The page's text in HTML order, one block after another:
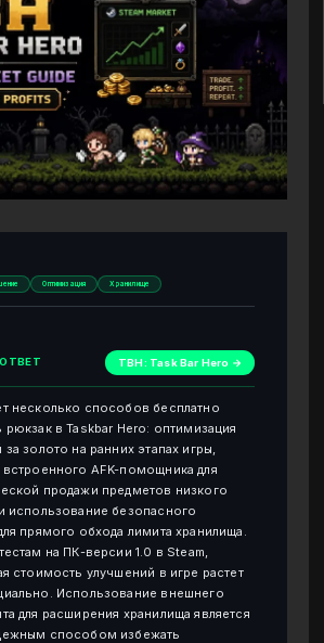
Оптимизация Хранилище
TBH: Task Bar Hero →
несколько способов бесплатно
рюкзак в Taskbar Hero: оптимизация
золото на ранних этапах игры,
встроенного AFK-помощника для
продажи предметов низкого
использование безопасного
прямого обхода лимита хранилища.
на ПК-версии 1.0 в Steam,
стоимость улучшений в игре растет
Использование внешнего
для расширения хранилища является
способом избежать